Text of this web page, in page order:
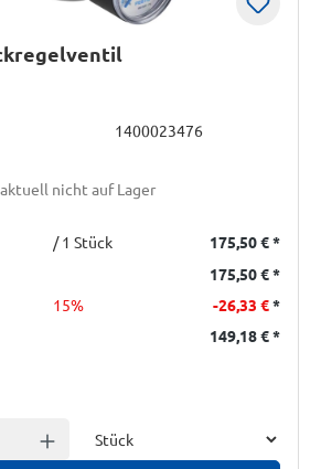
1400023476
nicht auf Lager
/ 1 Stück 175,50 €*
175,50 €*
15% -26,33 €*
149,18 €*
Anzahl erhöhen